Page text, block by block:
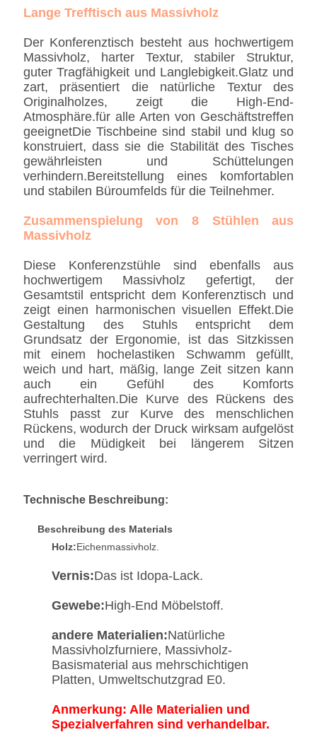
Lange Trefftisch aus Massivholz
Der Konferenztisch besteht aus hochwertigem
Massivholz, harter Textur, stabiler Struktur,
guter Tragfähigkeit und Langlebigkeit.Glatz und
zart, präsentiert die natürliche Textur des
Originalholzes, zeigt die High-End-
Atmosphäre.für alle Arten von Geschäftstreffen
geeignetDie Tischbeine sind stabil und klug so
konstruiert, dass sie die Stabilität des Tisches
gewährleisten und Schüttelungen
verhindern.Bereitstellung eines komfortablen
und stabilen Büroumfelds für die Teilnehmer.
Zusammenspielung von 8 Stühlen aus
Massivholz
Diese Konferenzstühle sind ebenfalls aus
hochwertigem Massivholz gefertigt, der
Gesamtstil entspricht dem Konferenztisch und
zeigt einen harmonischen visuellen Effekt.Die
Gestaltung des Stuhls entspricht dem
Grundsatz der Ergonomie, ist das Sitzkissen
mit einem hochelastiken Schwamm gefüllt,
weich und hart, mäßig, lange Zeit sitzen kann
auch ein Gefühl des Komforts
aufrechterhalten.Die Kurve des Rückens des
Stuhls passt zur Kurve des menschlichen
Rückens, wodurch der Druck wirksam aufgelöst
und die Müdigkeit bei längerem Sitzen
verringert wird.
Technische Beschreibung:
Beschreibung des Materials
Holz:Eichenmassivholz.
Vernis:Das ist Idopa-Lack.
Gewebe:High-End Möbelstoff.
andere Materialien:Natürliche
Massivholzfurniere, Massivholz-
Basismaterial aus mehrschichtigen
Platten, Umweltschutzgrad E0.
Anmerkung: Alle Materialien und
Spezialverfahren sind verhandelbar.